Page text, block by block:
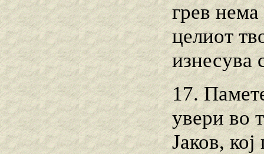
грев
целиот
изнесува
17.
увери во
Јаков,